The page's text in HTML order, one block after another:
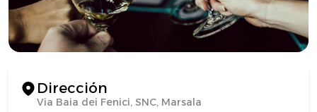
Dirección
Via Baia dei Fenici, SNC, Marsala